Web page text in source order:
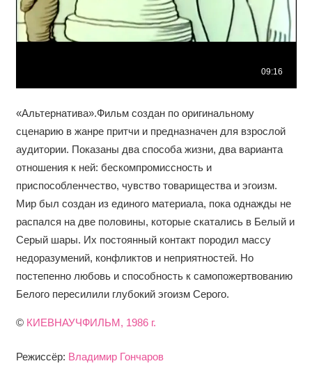
«Альтернатива».Фильм создан по оригинальному
сценарию в жанре притчи и предназначен для взрослой
аудитории. Показаны два способа жизни, два варианта
отношения к ней: бескомпромиссность и
приспособленчество, чувство товарищества и эгоизм.
Мир был создан из единого материала, пока однажды не
распался на две половины, которые скатались в Белый и
Серый шары. Их постоянный контакт породил массу
недоразумений, конфликтов и неприятностей. Но
постепенно любовь и способность к самопожертвованию
Белого пересилили глубокий эгоизм Серого.
© КИЕВНАУЧФИЛЬМ, 1986 г.
Режиссёр: Владимир Гончаров